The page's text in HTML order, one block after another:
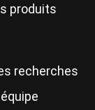
produits
recherches